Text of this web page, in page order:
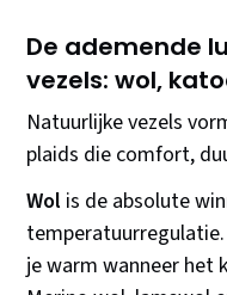
De ademende
vezels: wol,
Natuurlijke vezels
plaids die comfort,
Wol is de absolute
je warm wanneer het